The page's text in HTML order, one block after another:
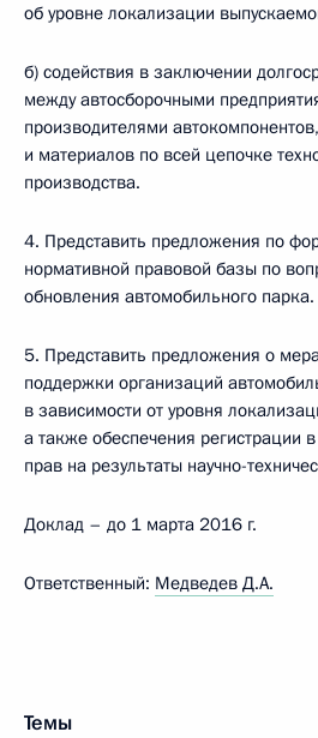
об уровне локализации
б) содействия в заключении
между автосборочными
производителями
и материалов по всей цепочке
производства.
4. Представить предложения по
нормативной правовой базы по
обновления автомобильного парка.
5. Представить предложения о
поддержки организаций
в зависимости от уровня
а также обеспечения регистрации
прав на результаты научно-
Доклад – до 1 марта 2016 г.
Ответственный: Медведев Д.А.
Темы